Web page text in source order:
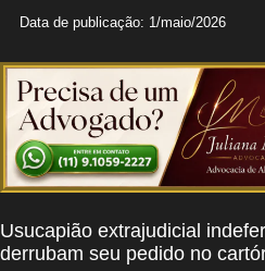
Data de publicação: 1/maio/2026
Usucapião extrajudicial
derrubam seu pedido no